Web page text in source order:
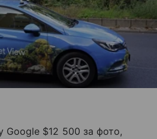
Google $12 500 за фото,